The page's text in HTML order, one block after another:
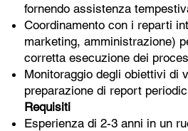
fornendo assistenza
Coordinamento con i reparti
marketing, amministrazione)
corretta esecuzione dei
Monitoraggio degli obiettivi di
preparazione di report
Requisiti
Esperienza di 2-3 anni in un